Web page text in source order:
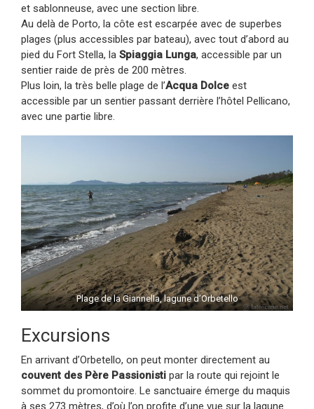
et sablonneuse, avec une section libre.
Au delà de Porto, la côte est escarpée avec de superbes
plages (plus accessibles par bateau), avec tout d’abord au
pied du Fort Stella, la Spiaggia Lunga, accessible par un
sentier raide de près de 200 mètres.
Plus loin, la très belle plage de l’Acqua Dolce est
accessible par un sentier passant derrière l’hôtel Pellicano,
avec une partie libre.
Plage de la Giannella, lagune d’Orbetello
Excursions
En arrivant d’Orbetello, on peut monter directement au
couvent des Père Passionisti par la route qui rejoint le
sommet du promontoire. Le sanctuaire émerge du maquis
à ses 273 mètres, d’où l’on profite d’une vue sur la lagune.